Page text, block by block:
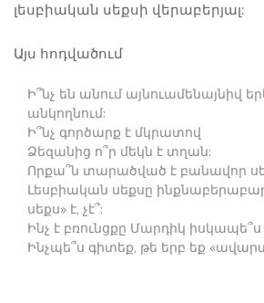
լեսբիական սեքսի վերաբերյալ:
Այս հոդվածում
Ի՞նչ են անում այնուամենայնիվ
անկողնում:
Ի՞նչ գործարք է մկրատով
Ձեզանից ո՞ր մեկն է տղան:
Որքա՞ն տարածված է բանավոր
Լեսբիական սեքսը
սեքս» է, չէ՞:
Ինչ է բռունցքը Մարդիկ
Ինչպե՞ս գիտեք, թե երբ եք